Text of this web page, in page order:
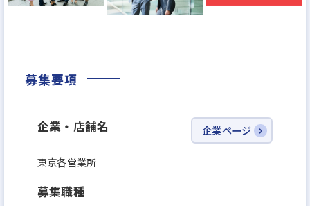
どなど、社員の働く環境づくりに力を入れてきまし
半分以下になっています。
※その他、厚生労働大臣から女性の活躍推進、子育
て支援に取り組む企業として『えるぼし』、『くる
みん』認定を獲得！また、住宅販売ホームビルダー
でしこ銘柄」に選定されています！
募集要項
企業・店舗名 企業ページ
東京各営業所
募集職種